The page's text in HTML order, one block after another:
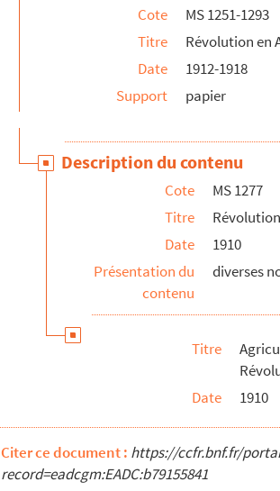
Cote
MS 1251-1293
Titre
Révolution en
Date
1912-1918
Support
papier
Description du contenu
Cote
MS 1277
Titre
Date
1910
Présentation du
contenu
diverses
Titre
Date
1910
Citer ce document : https://ccfr.bnf.fr/
record=eadcgm:EADC:b79155841